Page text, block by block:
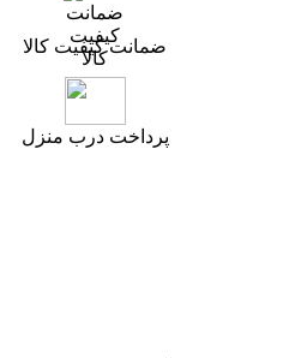
ضمانت کیفیت کالا
پرداخت درب منزل